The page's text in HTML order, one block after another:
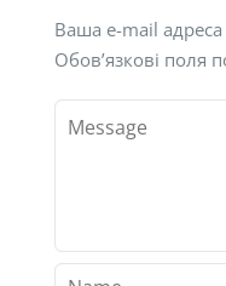
Ваша e-mail
Обов’язкові поля